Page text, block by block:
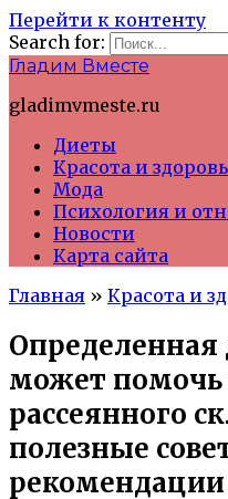
Перейти к контенту
Search for:
Гладим Вместе
gladimvmeste.ru
Диеты
Красота и
Мода
Психология и
Новости
Карта сайта
Главная » Красота и
Определенная
может помочь
рассеянного
полезные
рекомендации